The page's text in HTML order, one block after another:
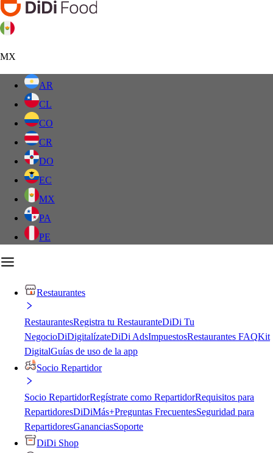
MX
AR
CL
CO
CR
DO
EC
MX
PA
PE
Restaurantes
RestaurantesRegistra tu RestauranteDiDi Tu
NegocioDiDigitalízateDiDi AdsImpuestosRestaurantes FAQKit
DigitalGuías de uso de la app
Socio Repartidor
Socio RepartidorRegístrate como RepartidorRequisitos para
RepartidoresDiDiMás+Preguntas FrecuentesSeguridad para
RepartidoresGananciasSoporte
DiDi Shop